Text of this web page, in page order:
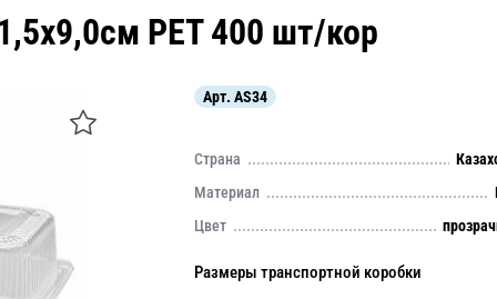
PET 400 шт/кор
Арт. AS34
Страна
Материал
Цвет
Размеры транспортной коробки